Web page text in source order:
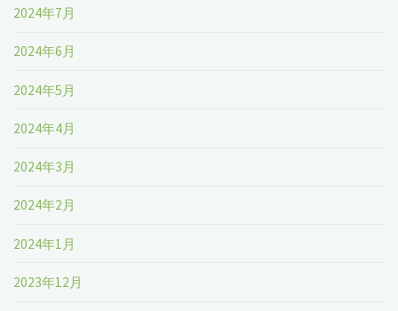
2024年7月
2024年6月
2024年5月
2024年4月
2024年3月
2024年2月
2024年1月
2023年12月